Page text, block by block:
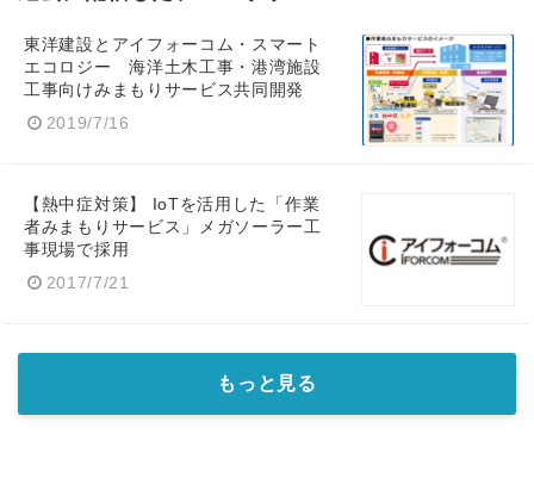
東洋建設とアイフォーコム・スマート
エコロジー 海洋土木工事・港湾施設
工事向けみまもりサービス共同開発
2019/7/16
【熱中症対策】 IoTを活用した「作業
者みまもりサービス」メガソーラー工
事現場で採用
2017/7/21
もっと見る